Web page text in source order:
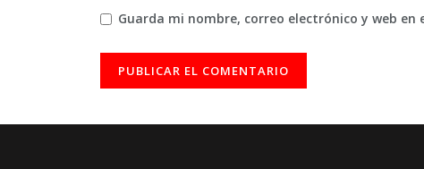
Guarda mi nombre, correo electrónico y web